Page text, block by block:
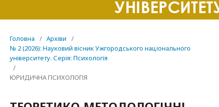
Головна / Архіви
/
№ 2 (2026): Науковий вісник Ужгородського національного
університету. Серія: Психологія
/
ЮРИДИЧНА ПСИХОЛОГІЯ